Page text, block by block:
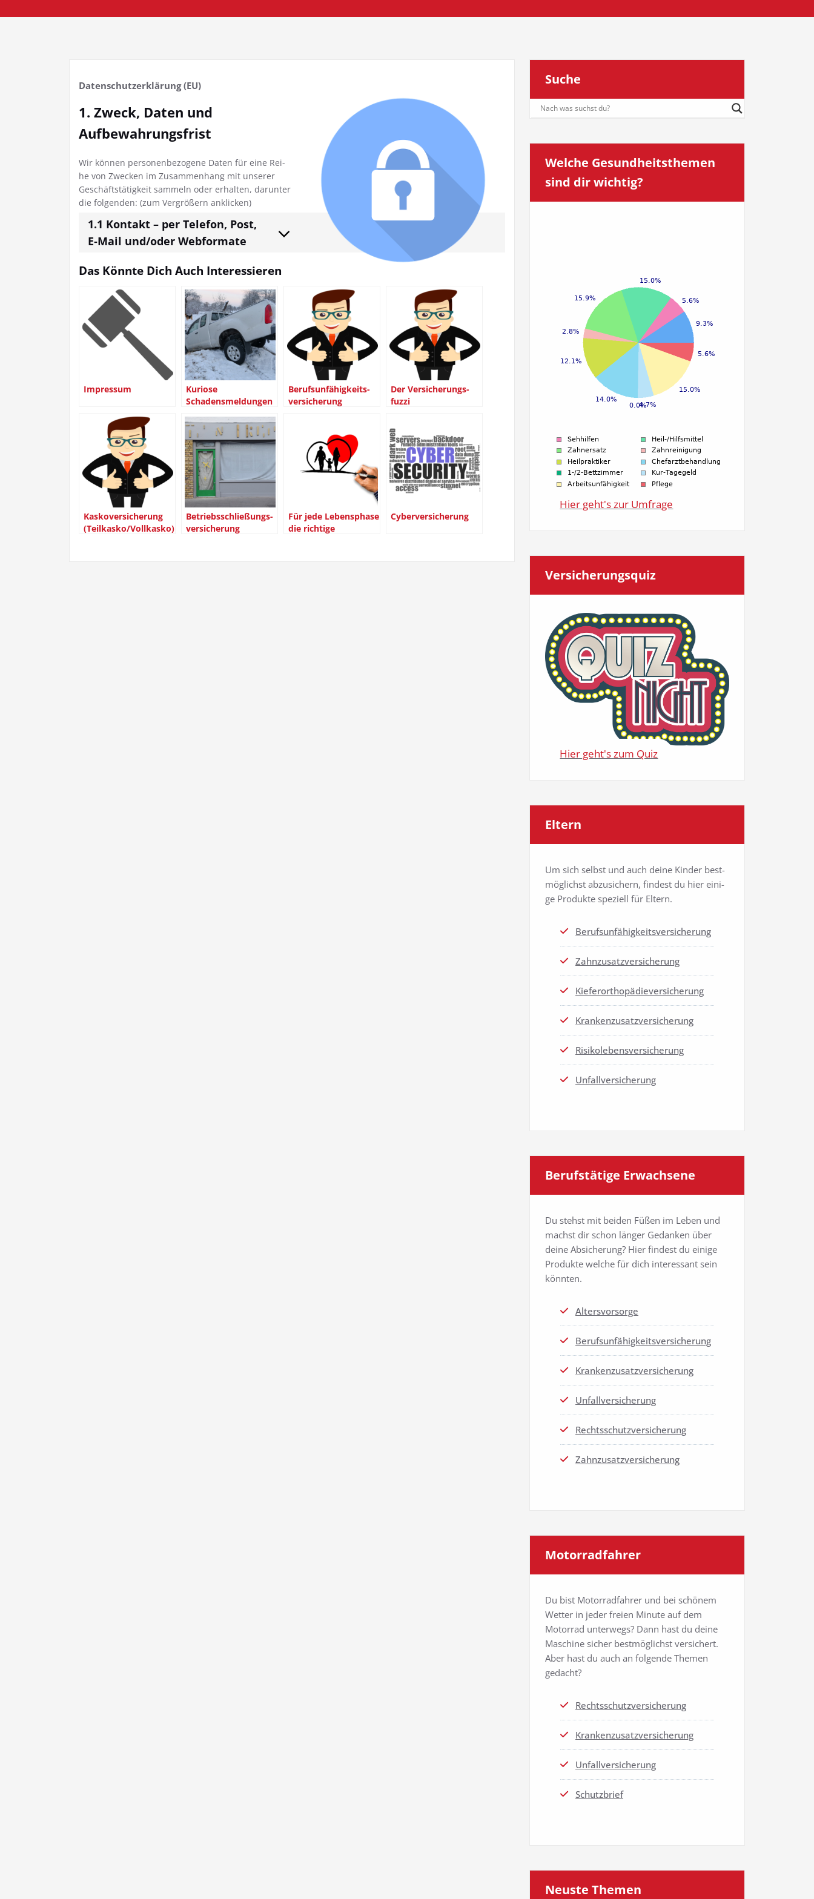
Daten­schutz­er­klä­rung (EU)
1. Zweck, Daten und
Aufbewahrungsfrist
Wir kön­nen per­so­nen­be­zo­ge­ne Daten für eine Rei­
he von Zwe­cken im Zusam­men­hang mit unse­rer
Geschäfts­tä­tig­keit sam­meln oder erhal­ten, dar­un­ter
die fol­gen­den: (zum Ver­grö­ßern anklicken)
1.1 Kon­takt – per Tele­fon, Post,
E‑Mail und/oder Webformate
Das Könn­te Dich Auch Interessieren
Impres­sum
Kurio­se
Schadensmeldungen
Berufs­un­fä­hig­keits­
ver­si­che­rung
Der Ver­si­che­rungs­
fuz­zi
Kas­ko­ver­si­che­rung
(Teilkasko/Vollkasko)
Betriebs­schlie­ßungs­
ver­si­che­rung
Für jede Lebens­pha­se
die rich­ti­ge
Cyber­ver­si­che­rung
Suche
Wel­che Gesund­heits­the­men
sind dir wichtig?
Hier geht's zur Umfrage
Ver­si­che­rungs­quiz
Hier geht's zum Quiz
Eltern
Um sich selbst und auch dei­ne Kin­der best­
mög­lichst abzu­si­chern, fin­dest du hier eini­
ge Pro­duk­te spe­zi­ell für Eltern.
Berufs­un­fä­hig­keits­ver­si­che­rung
Zahn­zu­satz­ver­si­che­rung
Kie­fer­or­tho­pä­die­ver­si­che­rung
Kran­ken­zu­satz­ver­si­che­rung
Risi­ko­le­bens­ver­si­che­rung
Unfall­ver­si­che­rung
Berufs­tä­ti­ge Erwachsene
Du stehst mit bei­den Füßen im Leben und
machst dir schon län­ger Gedan­ken über
dei­ne Absi­che­rung? Hier fin­dest du eini­ge
Pro­duk­te wel­che für dich inter­es­sant sein
könnten.
Alters­vor­sor­ge
Berufs­un­fä­hig­keits­ver­si­che­rung
Kran­ken­zu­satz­ver­si­che­rung
Unfall­ver­si­che­rung
Rechts­schutz­ver­si­che­rung
Zahn­zu­satz­ver­si­che­rung
Motor­rad­fah­rer
Du bist Motor­rad­fah­rer und bei schö­nem
Wet­ter in jeder frei­en Minu­te auf dem
Motor­rad unter­wegs? Dann hast du dei­ne
Maschi­ne sicher best­mög­lichst ver­si­chert.
Aber hast du auch an fol­gen­de The­men
gedacht?
Rechts­schutz­ver­si­che­rung
Kran­ken­zu­satz­ver­si­che­rung
Unfall­ver­si­che­rung
Schutz­brief
Neus­te Themen